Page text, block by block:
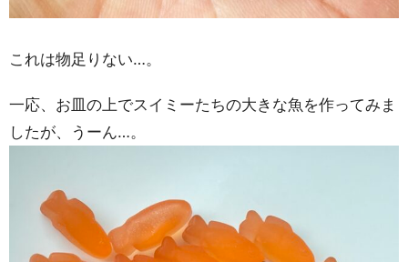
これは物足りない…。
一応、お皿の上でスイミーたちの大きな魚を作ってみま
したが、うーん…。